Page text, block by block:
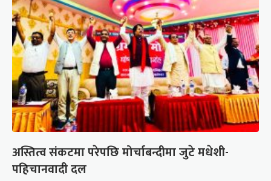
अस्तित्व संकटमा परेपछि मोर्चाबन्दीमा जुटे मधेशी-
पहिचानवादी दल